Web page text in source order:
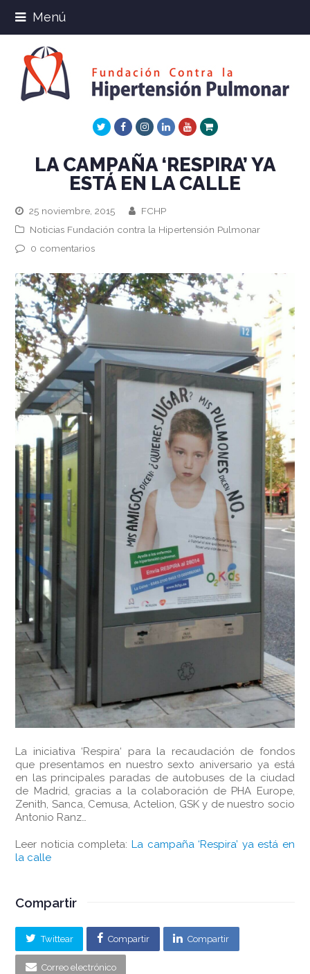
Menú
TwitterFacebookInstagram
LinkedInYoutube
Xing
LA CAMPAÑA ‘RESPIRA’ YA
ESTÁ EN LA CALLE
25 noviembre, 2015
FCHP
Noticias Fundación contra la Hipertensión Pulmonar
0 comentarios
La iniciativa ‘Respira‘ para la recaudación de fondos
que presentamos en nuestro sexto aniversario ya está
en las principales paradas de autobuses de la ciudad
de Madrid, gracias a la colaboración de PHA Europe,
Zenith, Sanca, Cemusa, Actelion, GSK y de nuestro socio
Antonio Ranz…
Leer noticia completa: La campaña ‘Respira’ ya está en
la calle
Compartir
Twittear Compartir Compartir
Correo electrónico